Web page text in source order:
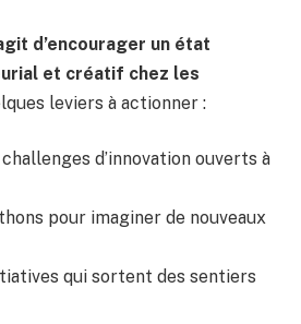
d’encourager un état
et créatif chez les
leviers à actionner :
d’innovation ouverts à
pour imaginer de nouveaux
qui sortent des sentiers